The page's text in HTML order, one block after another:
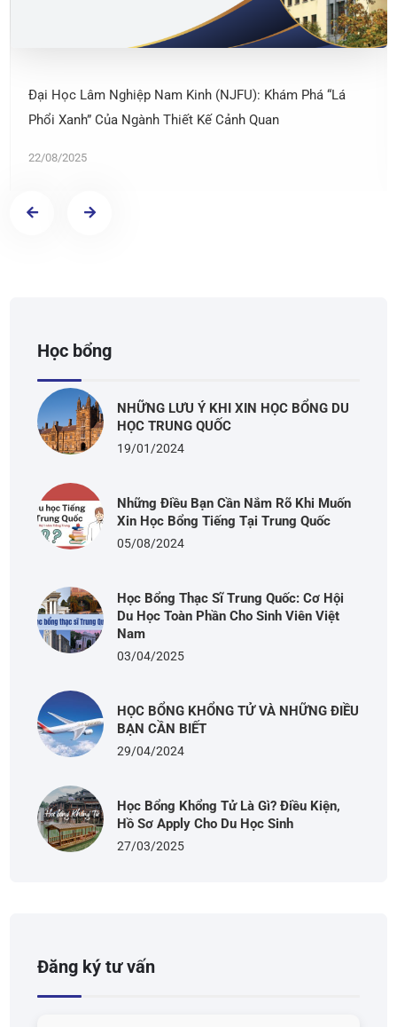
Đại Học Lâm Nghiệp Nam Kinh (NJFU): Khám Phá “Lá
Phổi Xanh” Của Ngành Thiết Kế Cảnh Quan
22/08/2025
Học bổng
NHỮNG LƯU Ý KHI XIN HỌC BỔNG DU
HỌC TRUNG QUỐC
19/01/2024
Những Điều Bạn Cần Nắm Rõ Khi Muốn
Xin Học Bổng Tiếng Tại Trung Quốc
05/08/2024
Học Bổng Thạc Sĩ Trung Quốc: Cơ Hội
Du Học Toàn Phần Cho Sinh Viên Việt
Nam
03/04/2025
HỌC BỔNG KHỔNG TỬ VÀ NHỮNG ĐIỀU
BẠN CẦN BIẾT
29/04/2024
Học Bổng Khổng Tử Là Gì? Điều Kiện,
Hồ Sơ Apply Cho Du Học Sinh
27/03/2025
Đăng ký tư vấn